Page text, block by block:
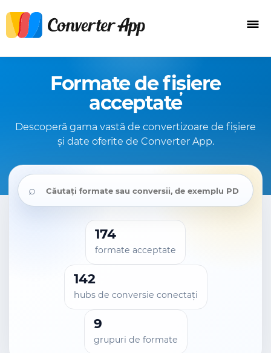
Formate de fișiere
acceptate
Descoperă gama vastă de convertizoare de fișiere
și date oferite de Converter App.
⌕
174
formate acceptate
142
hubs de conversie conectați
9
grupuri de formate